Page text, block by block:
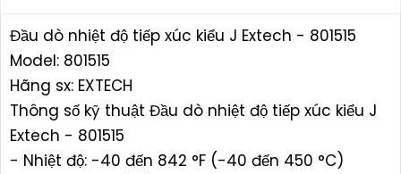
Đầu dò nhiệt độ tiếp xúc kiểu J Extech - 801515
Model: 801515
Hãng sx: EXTECH
Thông số kỹ thuật Đầu dò nhiệt độ tiếp xúc kiểu J
Extech - 801515
- Nhiệt độ: -40 đến 842 °F (-40 đến 450 °C)